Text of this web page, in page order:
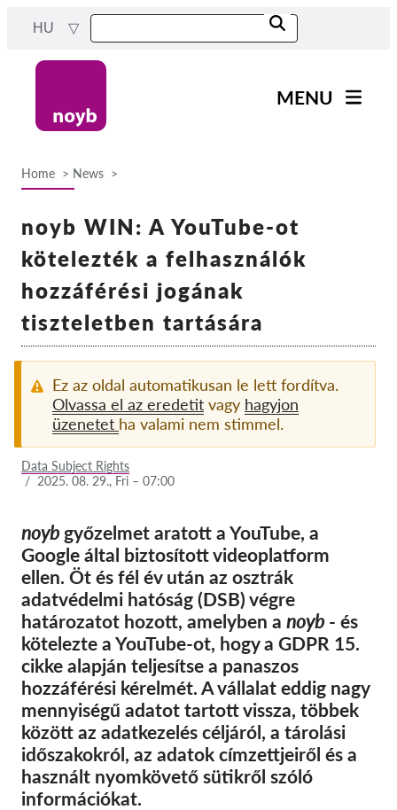
content
HU
MENU
Projektek
Exercise your rights!
Támogass bennnünket!
Tagság
Tax deductability
Tagi Belépés
Rólunk
Csapat
Éves Jelentések
GYK
Munkalehetőségek
Collective Redress
Home News
noyb WIN: A YouTube-ot
kötelezték a felhasználók
hozzáférési jogának
tiszteletben tartására
Ez az oldal automatikusan le lett fordítva.
Olvassa el az eredetit vagy hagyjon
üzenetet ha valami nem stimmel.
Data Subject Rights
/ 2025. 08. 29., Fri – 07:00
noybgyőzelmet aratott a YouTube, a
Google által biztosított videoplatform
ellen. Öt és fél év után az osztrák
adatvédelmi hatóság (DSB) végre
határozatot hozott, amelyben a noyb- és
kötelezte a YouTube-ot, hogy a GDPR 15.
cikke alapján teljesítse a panaszos
hozzáférési kérelmét. A vállalat eddig nagy
mennyiségű adatot tartott vissza, többek
között az adatkezelés céljáról, a tárolási
időszakokról, az adatok címzettjeiről és a
használt nyomkövető sütikről szóló
információkat.